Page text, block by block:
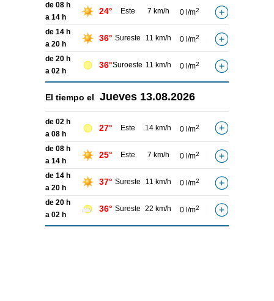
de 08 h
a 14 h
24° Este 7 km/h 0 l/m2
de 14 h
a 20 h
36° Sureste 11 km/h 0 l/m2
de 20 h
a 02 h
36°Suroeste 11 km/h 0 l/m2
El tiempo el Jueves 13.08.2026
de 02 h
a 08 h
27° Este 14 km/h 0 l/m2
de 08 h
a 14 h
25° Este 7 km/h 0 l/m2
de 14 h
a 20 h
37° Sureste 11 km/h 0 l/m2
de 20 h
a 02 h
36° Sureste 22 km/h 0 l/m2